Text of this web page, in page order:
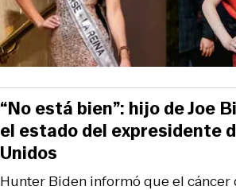
Hunter Biden informó que el cáncer
“No está bien”: hijo de Joe
el estado del expresidente
Unidos